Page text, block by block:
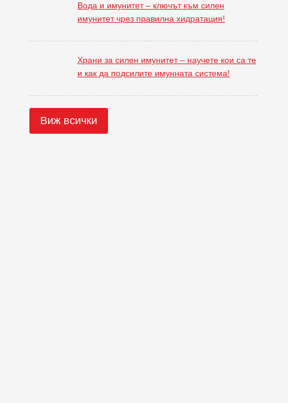
Вода и имунитет – ключът към силен
имунитет чрез правилна хидратация!
Храни за силен имунитет – научете кои са те
и как да подсилите имунната система!
Виж всички